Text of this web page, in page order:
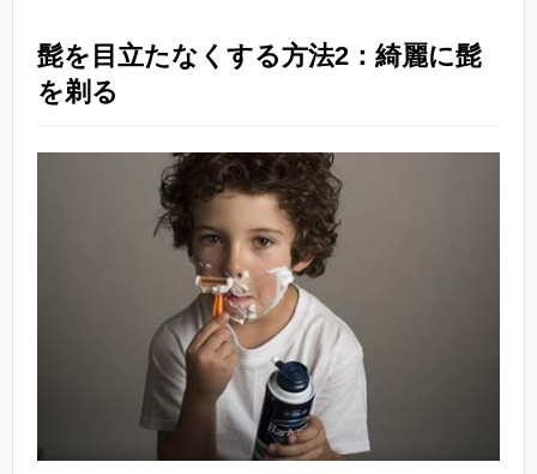
髭を目立たなくする方法2：綺麗に髭
を剃る